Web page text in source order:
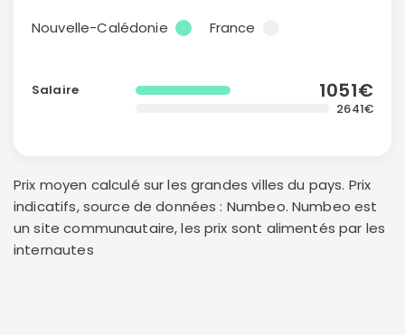
Nouvelle-Calédonie France
Salaire 1051€
2641€
Prix moyen calculé sur les grandes villes du pays. Prix
indicatifs, source de données : Numbeo. Numbeo est
un site communautaire, les prix sont alimentés par les
internautes